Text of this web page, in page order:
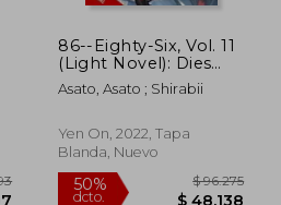
86--Eighty-Six, Vol. 11
(Light Novel): Dies
Passionis (86--Eighty-
Six (Light Novel), 11)
Asato, Asato ; Shirabii
Yen On, 2022, Tapa
Blanda, Nuevo